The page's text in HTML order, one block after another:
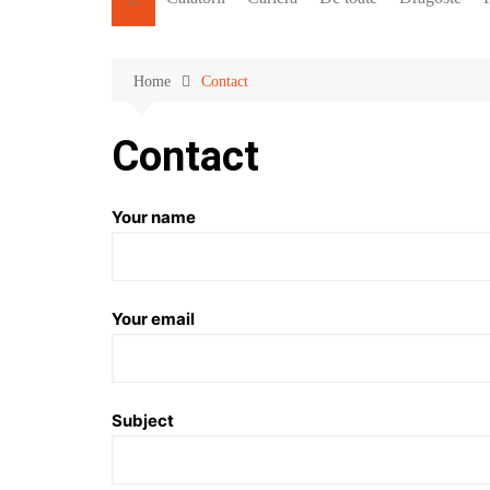
Home Contact
Contact
Your name
Your email
Subject